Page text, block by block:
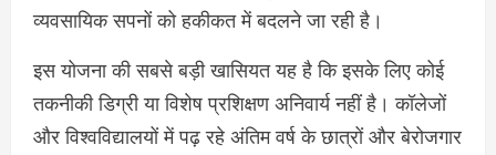
व्यवसायिक सपनों को हकीकत में बदलने जा रही है।
इस योजना की सबसे बड़ी खासियत यह है कि इसके लिए कोई
तकनीकी डिग्री या विशेष प्रशिक्षण अनिवार्य नहीं है। कॉलेजों
और विश्वविद्यालयों में पढ़ रहे अंतिम वर्ष के छात्रों और बेरोजगार